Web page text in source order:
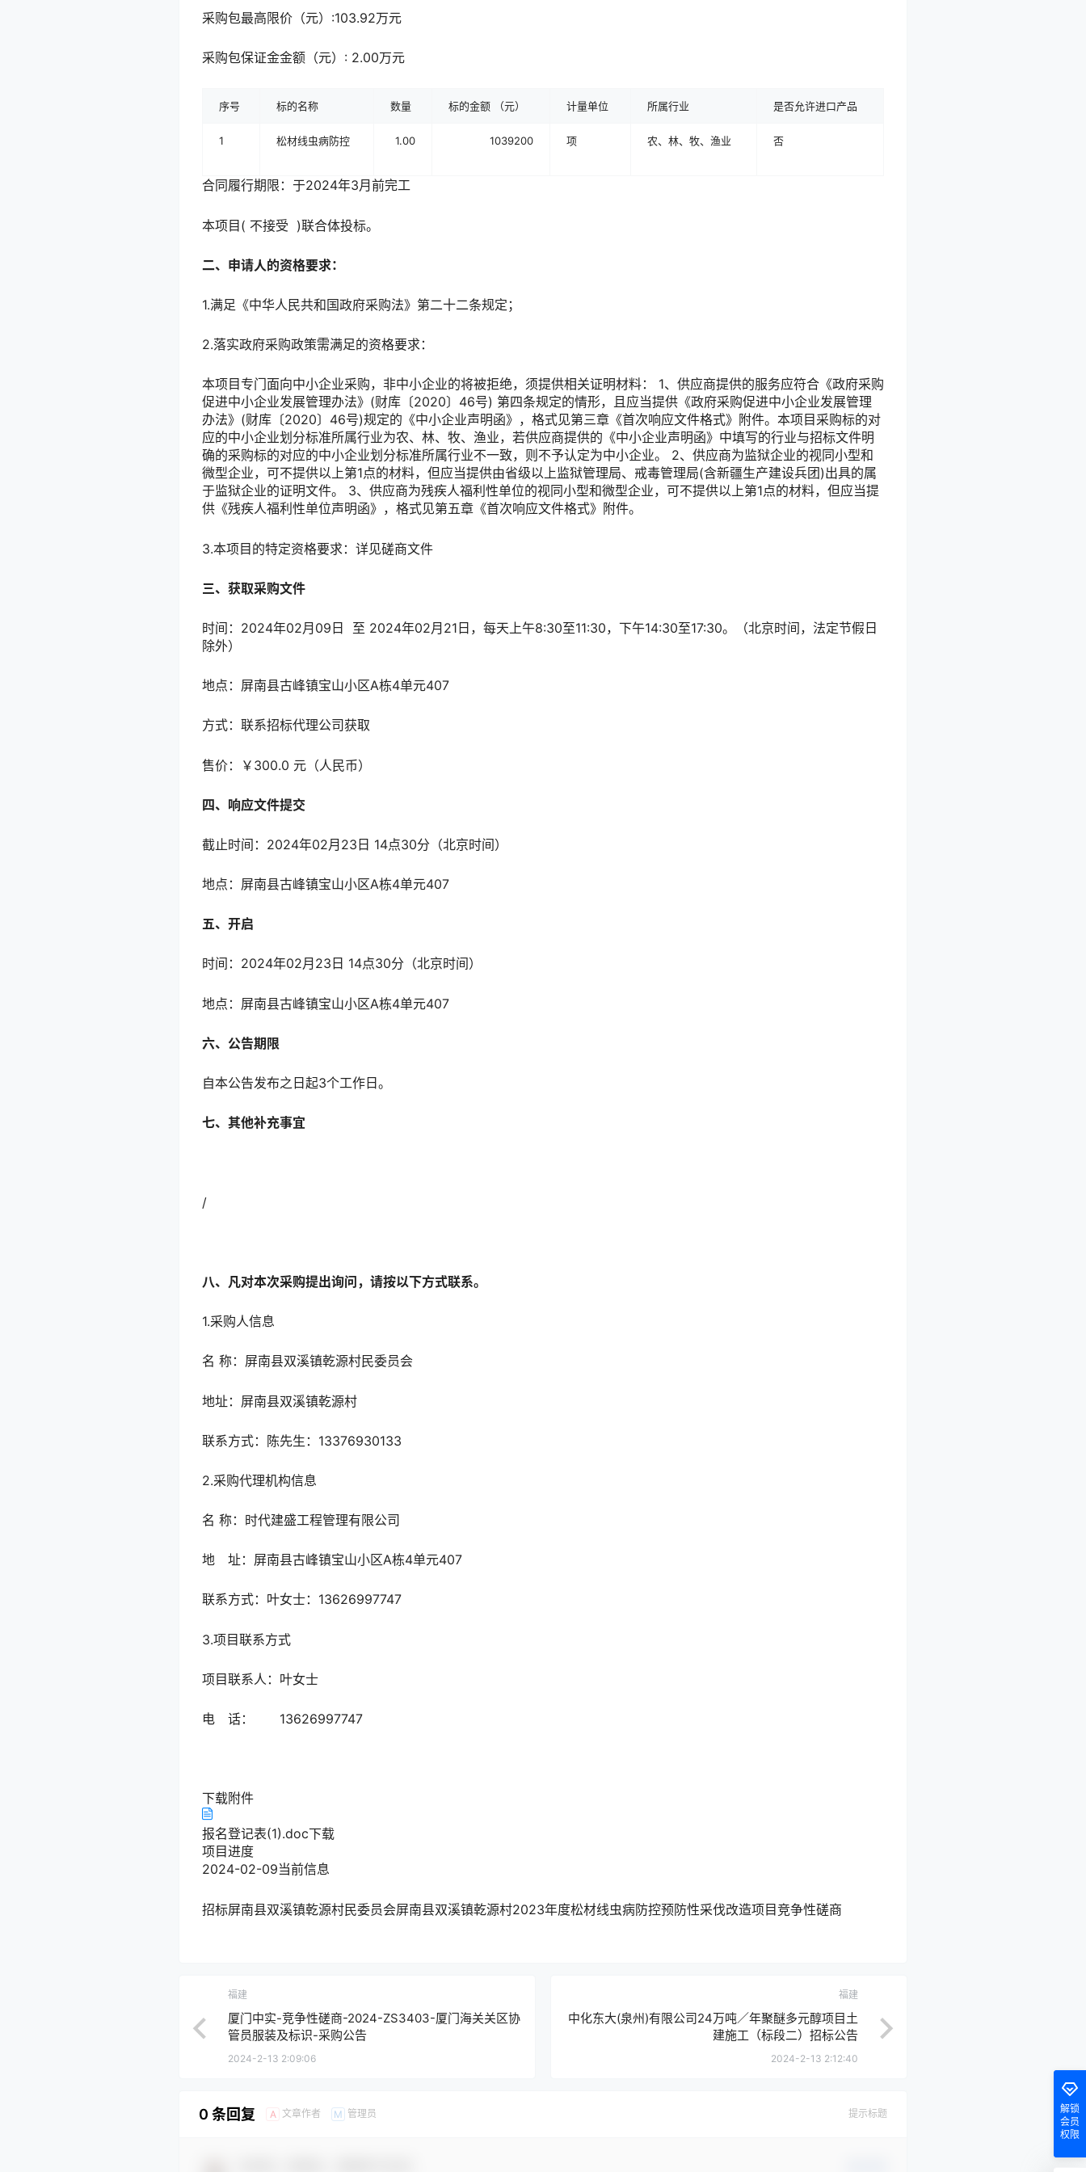
采购包最高限价（元）:103.92万元
采购包保证金金额（元）: 2.00万元
序号 标的名称 数量 标的金额 （元） 计量单位 所属行业 是否允许进口产品
1 松材线虫病防控 1.00 1039200 项 农、林、牧、渔业 否
合同履行期限：于2024年3月前完工
本项目( 不接受 )联合体投标。
二、申请人的资格要求：
1.满足《中华人民共和国政府采购法》第二十二条规定；
2.落实政府采购政策需满足的资格要求：
本项目专门面向中小企业采购，非中小企业的将被拒绝，须提供相关证明材料： 1、供应商提供的服务应符合《政府采购
促进中小企业发展管理办法》(财库〔2020〕46号) 第四条规定的情形，且应当提供《政府采购促进中小企业发展管理
办法》(财库〔2020〕46号)规定的《中小企业声明函》，格式见第三章《首次响应文件格式》附件。本项目采购标的对
应的中小企业划分标准所属行业为农、林、牧、渔业，若供应商提供的《中小企业声明函》中填写的行业与招标文件明
确的采购标的对应的中小企业划分标准所属行业不一致，则不予认定为中小企业。 2、供应商为监狱企业的视同小型和
微型企业，可不提供以上第1点的材料，但应当提供由省级以上监狱管理局、戒毒管理局(含新疆生产建设兵团)出具的属
于监狱企业的证明文件。 3、供应商为残疾人福利性单位的视同小型和微型企业，可不提供以上第1点的材料，但应当提
供《残疾人福利性单位声明函》，格式见第五章《首次响应文件格式》附件。
3.本项目的特定资格要求：详见磋商文件
三、获取采购文件
时间：2024年02月09日 至 2024年02月21日，每天上午8:30至11:30，下午14:30至17:30。（北京时间，法定节假日
除外）
地点：屏南县古峰镇宝山小区A栋4单元407
方式：联系招标代理公司获取
售价：￥300.0 元（人民币）
四、响应文件提交
截止时间：2024年02月23日 14点30分（北京时间）
地点：屏南县古峰镇宝山小区A栋4单元407
五、开启
时间：2024年02月23日 14点30分（北京时间）
地点：屏南县古峰镇宝山小区A栋4单元407
六、公告期限
自本公告发布之日起3个工作日。
七、其他补充事宜
/
八、凡对本次采购提出询问，请按以下方式联系。
1.采购人信息
名 称：屏南县双溪镇乾源村民委员会
地址：屏南县双溪镇乾源村
联系方式：陈先生：13376930133
2.采购代理机构信息
名 称：时代建盛工程管理有限公司
地 址：屏南县古峰镇宝山小区A栋4单元407
联系方式：叶女士：13626997747
3.项目联系方式
项目联系人：叶女士
电 话： 13626997747
下载附件
报名登记表(1).doc下载
项目进度
2024-02-09当前信息
招标屏南县双溪镇乾源村民委员会屏南县双溪镇乾源村2023年度松材线虫病防控预防性采伐改造项目竞争性磋商
福建
厦门中实-竞争性磋商-2024-ZS3403-厦门海关关区协
管员服装及标识-采购公告
2024-2-13 2:09:06
福建
中化东大(泉州)有限公司24万吨／年聚醚多元醇项目土
建施工（标段二）招标公告
2024-2-13 2:12:40
0 条回复 A 文章作者 M 管理员 提示标题
解锁
会员
权限